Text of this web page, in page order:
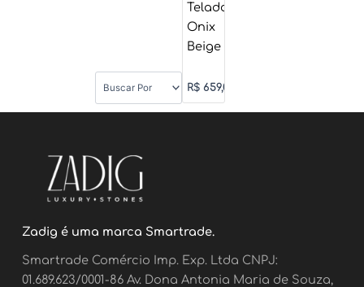
Telado
Onix
Beige
R$ 659,00
Zadig é uma marca Smartrade.
Smartrade Comércio Imp. Exp. Ltda CNPJ:
01.689.623/0001-86 Av. Dona Antonia Maria de Souza,